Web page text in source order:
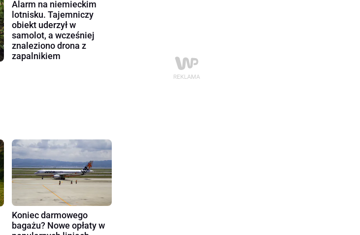
Alarm na niemieckim
lotnisku. Tajemniczy
obiekt uderzył w
samolot, a wcześniej
znaleziono drona z
zapalnikiem
Koniec darmowego
bagażu? Nowe opłaty w